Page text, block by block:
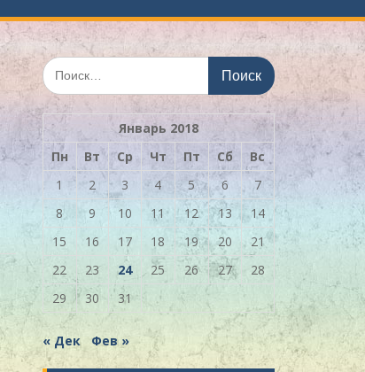
Искать:
Январь 2018
Пн
Вт Ср Чт Пт Сб
Вс
1
2 3 4 5 6
7
8
9 10 11 12 13
14
15
16 17 18 19 20
21
22
23 24 25 26 27
28
29
30 31
« Дек Фев »